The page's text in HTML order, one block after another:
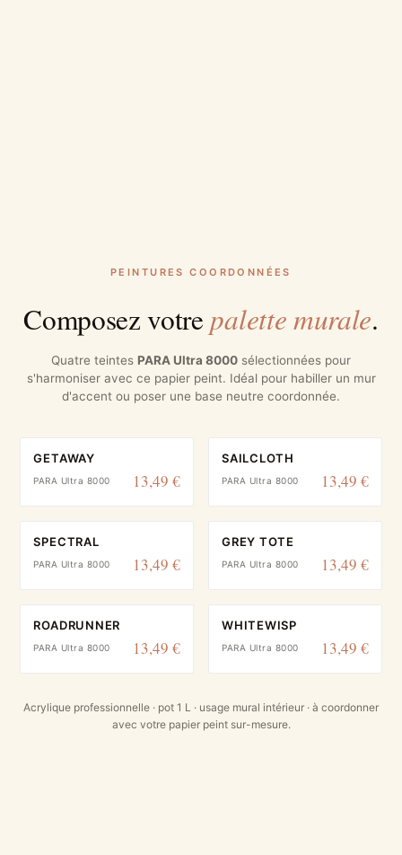
PEINTURES COORDONNÉES
Composez votrepalette murale.
Quatre teintes PARA Ultra 8000 sélectionnées pour
s'harmoniser avec ce papier peint. Idéal pour habiller un mur
d'accent ou poser une base neutre coordonnée.
GETAWAY
PARA Ultra 8000 13,49 €
SAILCLOTH
PARA Ultra 8000 13,49 €
SPECTRAL
PARA Ultra 8000 13,49 €
GREY TOTE
PARA Ultra 8000 13,49 €
ROADRUNNER
PARA Ultra 8000 13,49 €
WHITEWISP
PARA Ultra 8000 13,49 €
Acrylique professionnelle · pot 1 L · usage mural intérieur · à coordonner
avec votre papier peint sur-mesure.